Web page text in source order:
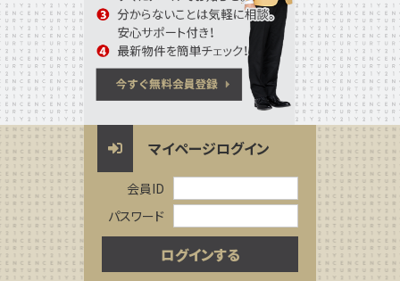
マイページログイン
会員ID
パスワード